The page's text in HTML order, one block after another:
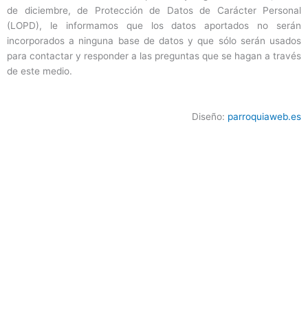
de diciembre, de Protección de Datos de Carácter Personal
(LOPD), le informamos que los datos aportados no serán
incorporados a ninguna base de datos y que sólo serán usados
para contactar y responder a las preguntas que se hagan a través
de este medio.
Diseño: parroquiaweb.es